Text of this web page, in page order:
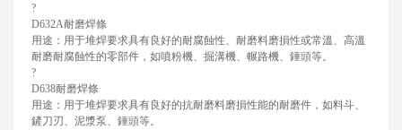
?
D632A耐磨焊條
用途：用于堆焊要求具有良好的耐腐蝕性、耐磨料磨損性或常溫、高溫
耐磨耐腐蝕性的零部件，如噴粉機、掘溝機、輾路機、錘頭等。
?
D638耐磨焊條
用途：用于堆焊要求具有良好的抗耐磨料磨損性能的耐磨件，如料斗、
鏟刀刃、泥漿泵、錘頭等。